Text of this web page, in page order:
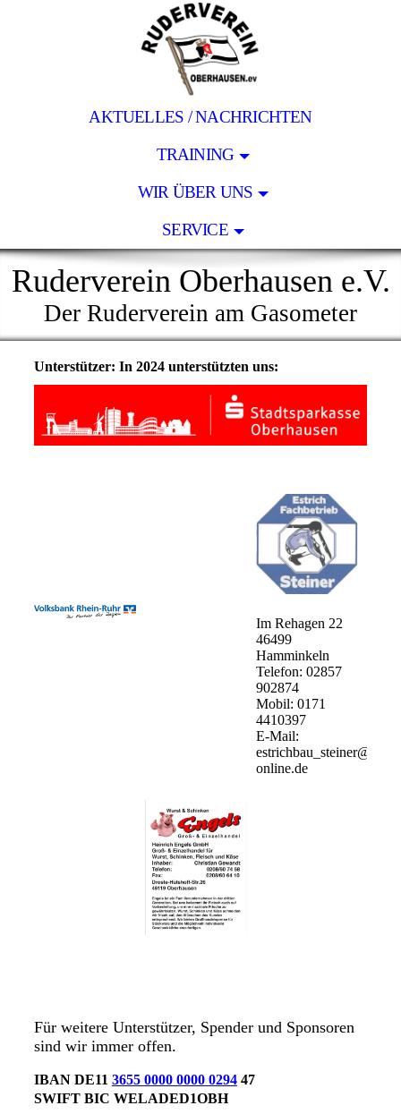
AKTUELLES / NACHRICHTEN
TRAINING
WIR ÜBER UNS
SERVICE
Ruderverein Oberhausen e.V.
Der Ruderverein am Gasometer
Unterstützer: In 2024 unterstützten uns:
Im Rehagen 22
46499
Hamminkeln
Telefon: 02857
902874
Mobil: 0171
4410397
E-Mail:
estrichbau_steiner@t-
online.de
Für weitere Unterstützer, Spender und Sponsoren
sind wir immer offen.
IBAN DE11 3655 0000 0000 029447
SWIFT BIC WELADED1OBH